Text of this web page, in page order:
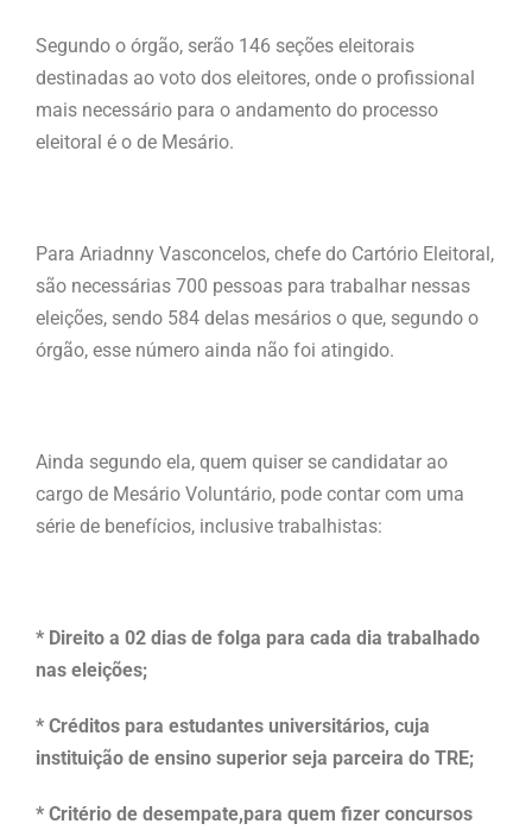
Segundo o órgão, serão 146 seções eleitorais
destinadas ao voto dos eleitores, onde o profissional
mais necessário para o andamento do processo
eleitoral é o de Mesário.
Para Ariadnny Vasconcelos, chefe do Cartório Eleitoral,
são necessárias 700 pessoas para trabalhar nessas
eleições, sendo 584 delas mesários o que, segundo o
órgão, esse número ainda não foi atingido.
Ainda segundo ela, quem quiser se candidatar ao
cargo de Mesário Voluntário, pode contar com uma
série de benefícios, inclusive trabalhistas:
* Direito a 02 dias de folga para cada dia trabalhado
nas eleições;
* Créditos para estudantes universitários, cuja
instituição de ensino superior seja parceira do TRE;
* Critério de desempate,para quem fizer concursos